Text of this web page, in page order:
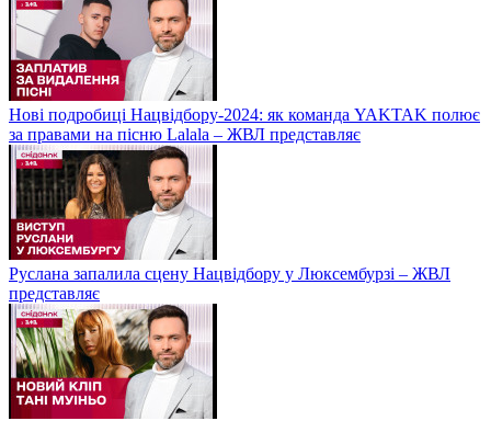
Нові подробиці Нацвідбору-2024: як команда YAKTAK полює
за правами на пісню Lalala – ЖВЛ представляє
Руслана запалила сцену Нацвідбору у Люксембурзі – ЖВЛ
представляє